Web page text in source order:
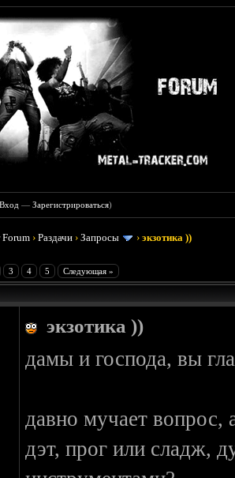
Вход —Зарегистрироваться)
›Раздачи ›Запросы ›экзотика ))
3 4 5 Следующая »
экзотика ))
дамы и господа, вы
давно мучает вопрос,
дэт, прог или сладж,